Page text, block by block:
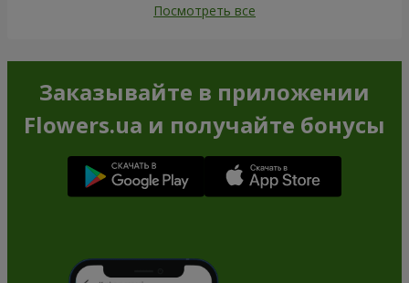
Посмотреть все
Заказывайте в приложении
Flowers.ua и получайте бонусы